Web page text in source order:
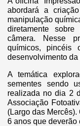
abordará a
manipulação
diretamente
câmera. Nesse
químicos, pincéis
desenvolvimento
A temática
sementes sendo
realizada no dia 2
Associação
(Largo das
6 anos que deverão